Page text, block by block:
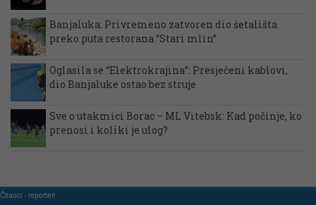
Banjaluka: Privremeno zatvoren dio šetališta
preko puta restorana “Stari mlin”
Oglasila se “Elektrokrajina”: Presječeni kablovi,
dio Banjaluke ostao bez struje
Sve o utakmici Borac – ML Vitebsk: Kad počinje, ko
prenosi i koliki je ulog?
Čitaoci - reporteri